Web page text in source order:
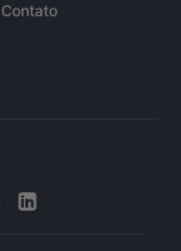
Contato